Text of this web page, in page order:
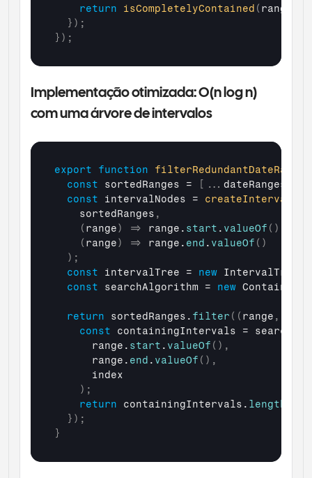
return
isCompletelyContained ( range
} ) ;
} ) ;
Implementação otimizada: O(n log n)
com uma árvore de intervalos
export function filterRedundantDateRanges
const
sortedRanges = ... dateRanges
const
intervalNodes =
sortedRanges ,
( range) => range . start . valueOf ( )
( range) => range . end . valueOf ( )
) ;
const
intervalTree = new IntervalTree
const
searchAlgorithm = new
return sortedRanges . filter ( ( range ,
const
containingIntervals =
range . start . valueOf ( ) ,
range . end . valueOf ( ) ,
index
) ;
return
containingIntervals . length
} ) ;
}